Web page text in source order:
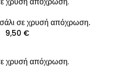
σε χρυσή απόχρωση.
9,50 €